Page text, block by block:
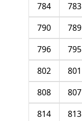
783
784
789
790
795
796
801
802
807
808
813
814